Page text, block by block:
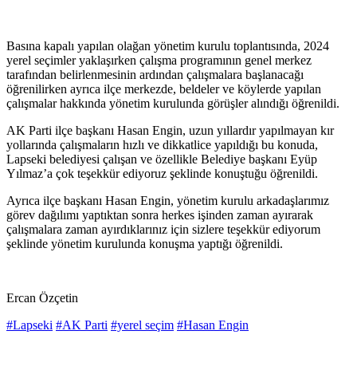
Basına kapalı yapılan olağan yönetim kurulu toplantısında, 2024
yerel seçimler yaklaşırken çalışma programının genel merkez
tarafından belirlenmesinin ardından çalışmalara başlanacağı
öğrenilirken ayrıca ilçe merkezde, beldeler ve köylerde yapılan
çalışmalar hakkında yönetim kurulunda görüşler alındığı öğrenildi.
AK Parti ilçe başkanı Hasan Engin, uzun yıllardır yapılmayan kır
yollarında çalışmaların hızlı ve dikkatlice yapıldığı bu konuda,
Lapseki belediyesi çalışan ve özellikle Belediye başkanı Eyüp
Yılmaz’a çok teşekkür ediyoruz şeklinde konuştuğu öğrenildi.
Ayrıca ilçe başkanı Hasan Engin, yönetim kurulu arkadaşlarımız
görev dağılımı yaptıktan sonra herkes işinden zaman ayırarak
çalışmalara zaman ayırdıklarınız için sizlere teşekkür ediyorum
şeklinde yönetim kurulunda konuşma yaptığı öğrenildi.
Ercan Özçetin
#Lapseki #AK Parti #yerel seçim #Hasan Engin